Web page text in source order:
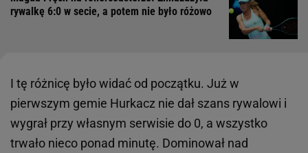
rywalkę 6:0 w secie, a potem nie było różowo
I tę różnicę było widać od początku. Już w
pierwszym gemie Hurkacz nie dał szans rywalowi i
wygrał przy własnym serwisie do 0, a wszystko
trwało nieco ponad minutę. Dominował nad